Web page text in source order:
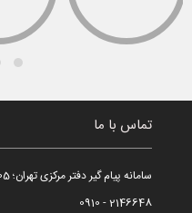
تماس با ما
2146648 - 0910